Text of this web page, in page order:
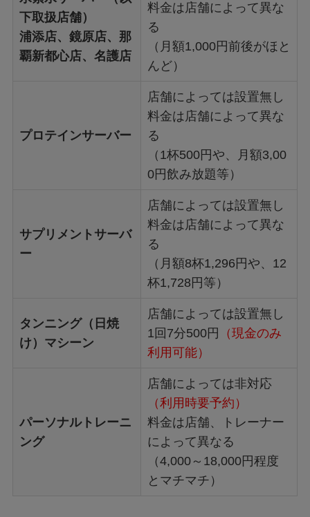
下取扱店舗）
浦添店、鏡原店、那
覇新都心店、名護店
料金は店舗によって異な
る
（月額1,000円前後がほと
んど）
プロテインサーバー
店舗によっては設置無し
料金は店舗によって異な
る
（1杯500円や、月額3,00
0円飲み放題等）
サプリメントサーバ
ー
店舗によっては設置無し
料金は店舗によって異な
る
（月額8杯1,296円や、12
杯1,728円等）
タンニング（日焼
け）マシーン
店舗によっては設置無し
1回7分500円
（現金のみ
利用可能）
パーソナルトレーニ
ング
店舗によっては非対応
（利用時要予約）
料金は店舗、トレーナー
によって異なる
（4,000～18,000円程度
とマチマチ）